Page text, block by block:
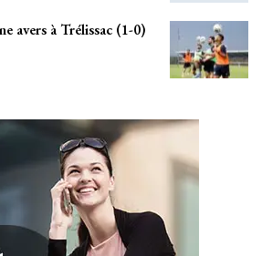
avers à Trélissac (1-0)